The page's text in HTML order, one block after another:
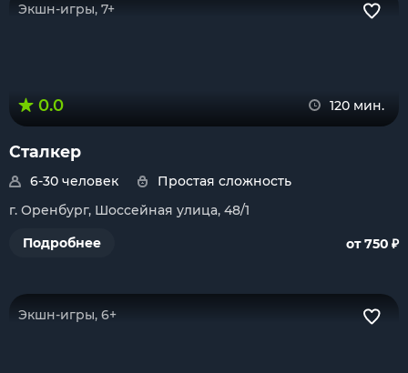
Экшн-игры, 7+
0.0 120 мин.
Сталкер
6-30 человек
Простая сложность
г. Оренбург, Шоссейная улица, 48/1
Подробнее
от 750 ₽
Экшн-игры, 6+